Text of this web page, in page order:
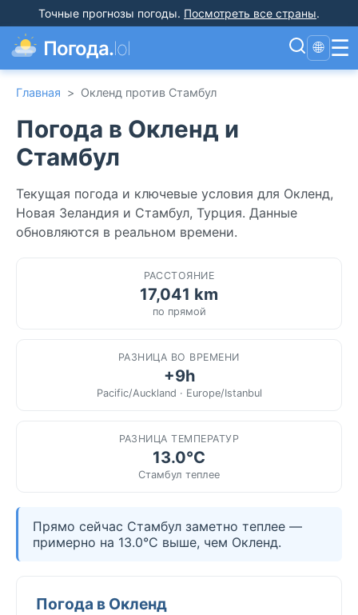
Точные прогнозы погоды. Посмотреть все страны.
Погода.lol 🌐 ☰
Главная > Окленд против Стамбул
Погода в Окленд и
Стамбул
Текущая погода и ключевые условия для Окленд,
Новая Зеландия и Стамбул, Турция. Данные
обновляются в реальном времени.
РАССТОЯНИЕ
17,041 km
по прямой
РАЗНИЦА ВО ВРЕМЕНИ
+9h
Pacific/Auckland · Europe/Istanbul
РАЗНИЦА ТЕМПЕРАТУР
13.0°C
Стамбул теплее
Прямо сейчас Стамбул заметно теплее —
примерно на 13.0°C выше, чем Окленд.
Погода в Окленд